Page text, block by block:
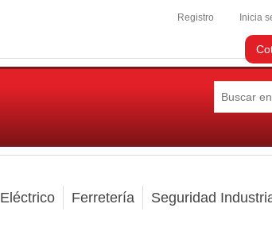
Registro Inicia
Eléctrico Ferretería Seguridad